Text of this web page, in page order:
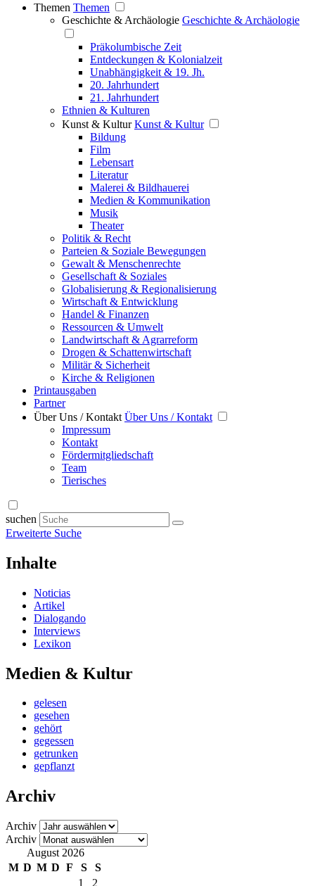
Themen Themen
Geschichte & Archäologie Geschichte & Archäologie
Präkolumbische Zeit
Entdeckungen & Kolonialzeit
Unabhängigkeit & 19. Jh.
20. Jahrhundert
21. Jahrhundert
Ethnien & Kulturen
Kunst & Kultur Kunst & Kultur
Bildung
Film
Lebensart
Literatur
Malerei & Bildhauerei
Medien & Kommunikation
Musik
Theater
Politik & Recht
Parteien & Soziale Bewegungen
Gewalt & Menschenrechte
Gesellschaft & Soziales
Globalisierung & Regionalisierung
Wirtschaft & Entwicklung
Handel & Finanzen
Ressourcen & Umwelt
Landwirtschaft & Agrarreform
Drogen & Schattenwirtschaft
Militär & Sicherheit
Kirche & Religionen
Printausgaben
Partner
Über Uns / Kontakt Über Uns / Kontakt
Impressum
Kontakt
Fördermitgliedschaft
Team
Tierisches
suchen
Erweiterte Suche
Inhalte
Noticias
Artikel
Dialogando
Interviews
Lexikon
Medien & Kultur
gelesen
gesehen
gehört
gegessen
getrunken
gepflanzt
Archiv
Archiv
Archiv
August 2026
M D M D F S
S
1
2